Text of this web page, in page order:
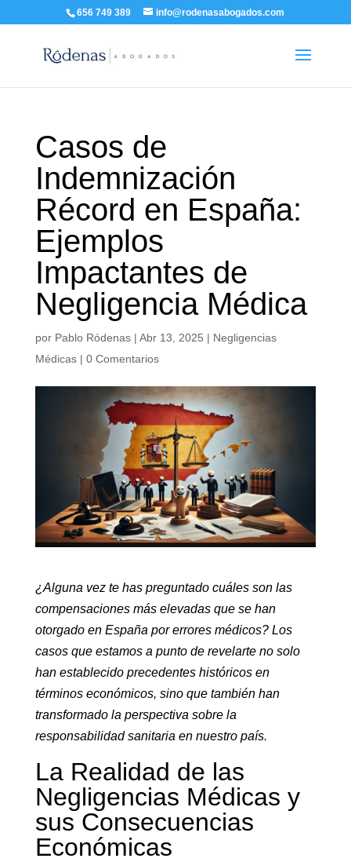
656 749 389 info@rodenasabogados.com
Casos de
Indemnización
Récord en España:
Ejemplos
Impactantes de
Negligencia Médica
por Pablo Ródenas| Abr 13, 2025 | Negligencias
Médicas| 0 Comentarios
¿Alguna vez te has preguntado cuáles son las
compensaciones más elevadas que se han
otorgado en España por errores médicos? Los
casos que estamos a punto de revelarte no solo
han establecido precedentes históricos en
términos económicos, sino que también han
transformado la perspectiva sobre la
responsabilidad sanitaria en nuestro país.
La Realidad de las
Negligencias Médicas y
sus Consecuencias
Económicas